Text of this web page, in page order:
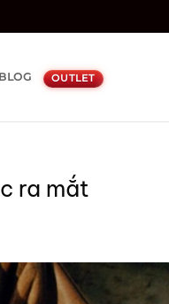
OUTLET
ra mắt